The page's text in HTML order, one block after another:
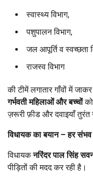
स्वास्थ्य विभाग,
पशुपालन विभाग,
जल आपूर्ति व स्वच्छता
राजस्व विभाग
की टीमें लगातार गाँवों में
गर्भवती महिलाओं और बच्चोंको
ज़रूरी फ़ीड और दवाइयाँ तुरंत
विधायक का बयान –हर संभव
विधायकनरिंदर पाल सिंह
पीड़ितों की मदद कर रही है।